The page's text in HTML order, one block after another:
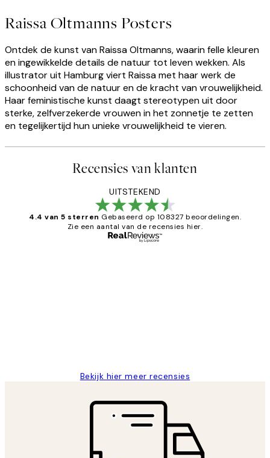
Raissa Oltmanns Posters
Ontdek de kunst van Raissa Oltmanns, waarin felle kleuren
en ingewikkelde details de natuur tot leven wekken. Als
illustrator uit Hamburg viert Raissa met haar werk de
schoonheid van de natuur en de kracht van vrouwelijkheid.
Haar feministische kunst daagt stereotypen uit door
sterke, zelfverzekerde vrouwen in het zonnetje te zetten
en tegelijkertijd hun unieke vrouwelijkheid te vieren.
Recensies van klanten
UITSTEKEND
4.4 van 5 sterren Gebaseerd op 108327 beoordelingen.
Zie een aantal van de recensies hier.
Bekijk hier meer recensies